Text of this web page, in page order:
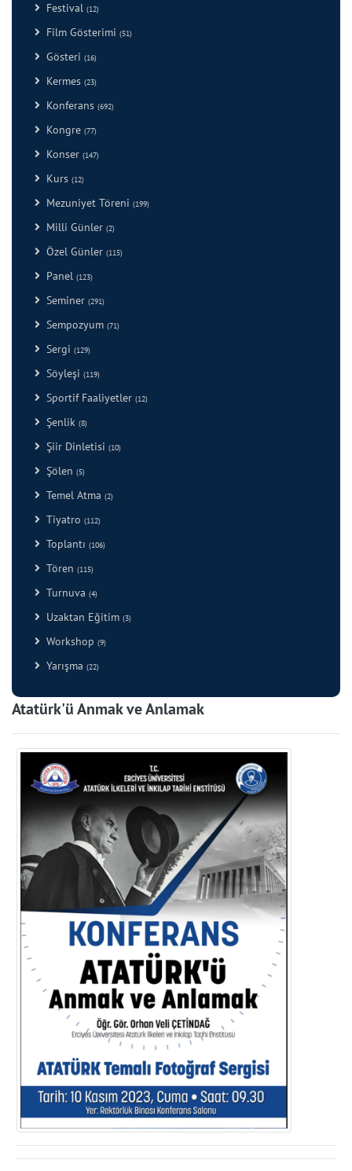
Festival (12)
Film Gösterimi (51)
Gösteri (16)
Kermes (23)
Konferans (692)
Kongre (77)
Konser (147)
Kurs (12)
Mezuniyet Töreni (199)
Milli Günler (2)
Özel Günler (115)
Panel (123)
Seminer (291)
Sempozyum (71)
Sergi (129)
Söyleşi (119)
Sportif Faaliyetler (12)
Şenlik (8)
Şiir Dinletisi (10)
Şölen (5)
Temel Atma (2)
Tiyatro (112)
Toplantı (106)
Tören (115)
Turnuva (4)
Uzaktan Eğitim (3)
Workshop (9)
Yarışma (22)
Atatürk'ü Anmak ve Anlamak